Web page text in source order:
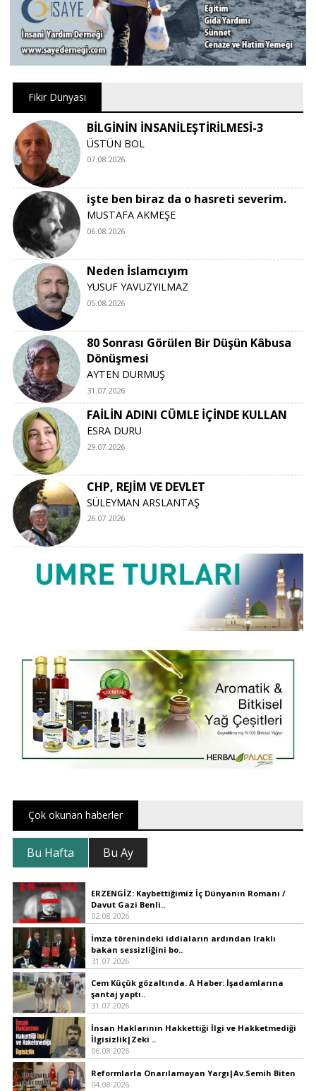
Fikir Dünyası
BİLGİNİN İNSANİLEŞTİRİLMESİ-3
ÜSTÜN BOL
07.08.2026
işte ben biraz da o hasreti severim.
MUSTAFA AKMEŞE
06.08.2026
Neden İslamcıyım
YUSUF YAVUZYILMAZ
05.08.2026
80 Sonrası Görülen Bir Düşün Kâbusa
Dönüşmesi
AYTEN DURMUŞ
31.07.2026
FAİLİN ADINI CÜMLE İÇİNDE KULLAN
ESRA DURU
29.07.2026
CHP, REJİM VE DEVLET
SÜLEYMAN ARSLANTAŞ
26.07.2026
Çok okunan haberler
Bu Hafta Bu Ay
ERZENGİZ: Kaybettiğimiz İç Dünyanın Romanı /
Davut Gazi Benli..
02.08.2026
İmza törenindeki iddiaların ardından Iraklı
bakan sessizliğini bo..
31.07.2026
Cem Küçük gözaltında. A Haber: İşadamlarına
şantaj yaptı..
31.07.2026
İnsan Haklarının Hakkettiği İlgi ve Hakketmediği
İlgisizlik|Zeki ..
06.08.2026
Reformlarla Onarılamayan Yargı|Av.Semih Biten
04.08.2026